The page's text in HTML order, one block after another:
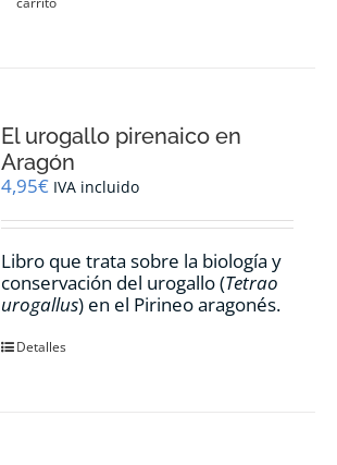
El urogallo pirenaico en
Aragón
4,95€ IVA incluido
Libro que trata sobre la biología y
conservación del urogallo (Tetrao
urogallus) en el Pirineo aragonés.
Detalles